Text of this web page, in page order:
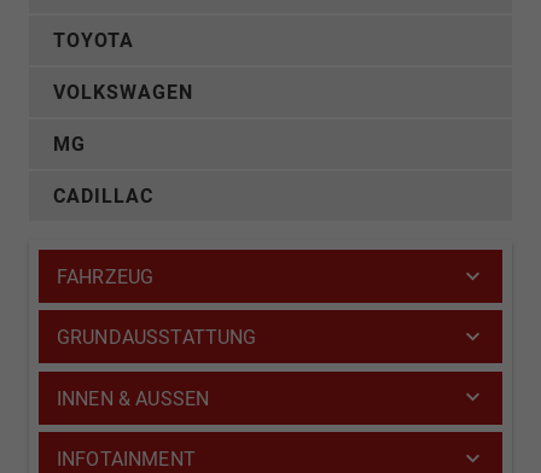
TOYOTA
VOLKSWAGEN
MG
CADILLAC
FAHRZEUG
GRUNDAUSSTATTUNG
INNEN & AUSSEN
INFOTAINMENT